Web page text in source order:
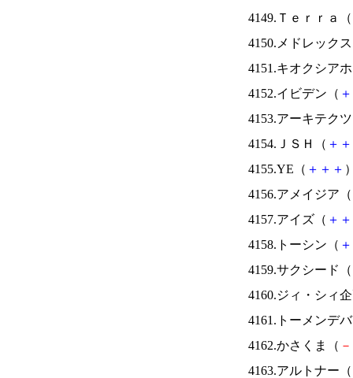
4149.Ｔｅｒｒａ（
4150.メドレック
4151.キオクシア
4152.イビデン（ ＋
4153.アーキテク
4154.ＪＳＨ（ ＋ ＋
4155.YE（ ＋ ＋ ＋
4156.アメイジア（
4157.アイズ（ ＋ ＋
4158.トーシン（ ＋
4159.サクシード（
4160.ジィ・シィ
4161.トーメンデ
4162.かさくま（ －
4163.アルトナー（